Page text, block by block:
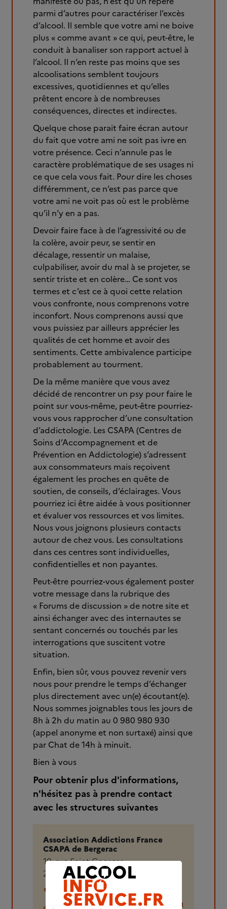
parmi d’autres pour caractériser l’excès
d’alcool. Il semble que votre ami ne boive
plus « comme avant » ce qui, peut-être, le
conduit à banaliser son rapport actuel à
l’alcool. Il n’en reste pas moins que ses
alcoolisations semblent toujours
excessives, quotidiennes et qu’elles
prêtent encore à de nombreuses
conséquences, directes et indirectes.
Quelque chose parait faire écran autour
du fait que votre ami ne soit pas ivre en
votre présence. Ceci n’annule pas le
caractère problématique de ses usages ni
ce que cela vous fait. Pour dire les choses
différemment, ce n’est pas parce que
votre ami ne voit pas où est le problème
qu’il n’y en a pas.
Devoir faire face à de l’agressivité ou de
la colère, avoir peur, se sentir en
décalage, ressentir un malaise,
culpabiliser, avoir du mal à se projeter, se
sentir triste et en colère… Ce sont vos
termes et c’est ce à quoi cette relation
vous confronte, nous comprenons votre
inconfort. Nous comprenons aussi que
vous puissiez par ailleurs apprécier les
qualités de cet homme et avoir des
sentiments. Cette ambivalence participe
probablement au tourment.
De la même manière que vous avez
décidé de rencontrer un psy pour faire le
point sur vous-même, peut-être pourriez-
vous vous rapprocher d’une consultation
d’addictologie. Les CSAPA (Centres de
Soins d’Accompagnement et de
Prévention en Addictologie) s’adressent
aux consommateurs mais reçoivent
également les proches en quête de
soutien, de conseils, d’éclairages. Vous
pourriez ici être aidée à vous positionner
et évaluer vos ressources et vos limites.
Nous vous joignons plusieurs contacts
autour de chez vous. Les consultations
dans ces centres sont individuelles,
confidentielles et non payantes.
Peut-être pourriez-vous également poster
votre message dans la rubrique des
« Forums de discussion » de notre site et
ainsi échanger avec des internautes se
sentant concernés ou touchés par les
interrogations que suscitent votre
situation.
Enfin, bien sûr, vous pouvez revenir vers
nous pour prendre le temps d’échanger
plus directement avec un(e) écoutant(e).
Nous sommes joignables tous les jours de
8h à 2h du matin au 0 980 980 930
(appel anonyme et non surtaxé) ainsi que
par Chat de 14h à minuit.
Bien à vous
Pour obtenir plus d'informations,
n'hésitez pas à prendre contact
avec les structures suivantes
Association Addictions France
CSAPA de Bergerac
10, rue Saint-Georges
24100 BERGERAC
05 53 61 70 83
addictions-france.org/etablissem